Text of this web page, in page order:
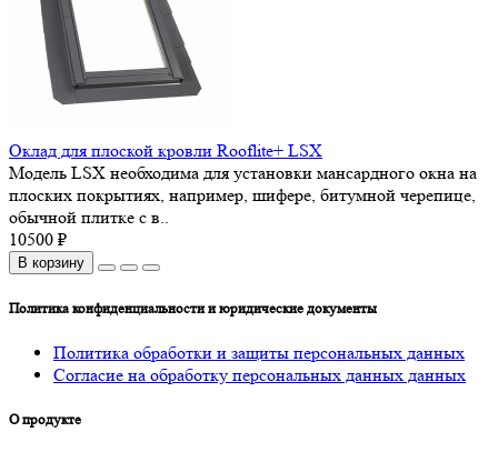
Оклад для плоской кровли Rooflite+ LSX
Модель LSX необходима для установки мансардного окна на
плоских покрытиях, например, шифере, битумной черепице,
обычной плитке с в..
10500 ₽
В корзину
Политика конфиденциальности и юридические документы
Политика обработки и защиты персональных данных
Согласие на обработку персональных данных данных
О продукте